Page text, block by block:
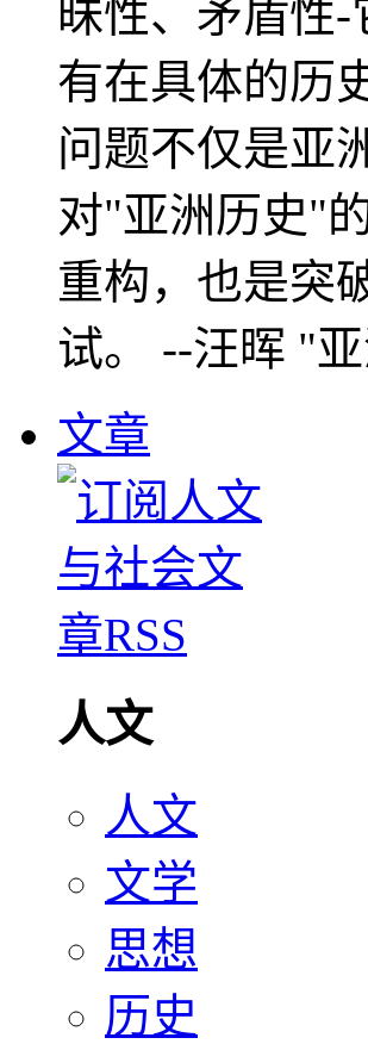
昧性、矛盾性
有在具体的历
问题不仅是亚
对"亚洲历史"
重构，也是突
试。 --汪晖 "
文章
人文
人文
文学
思想
历史